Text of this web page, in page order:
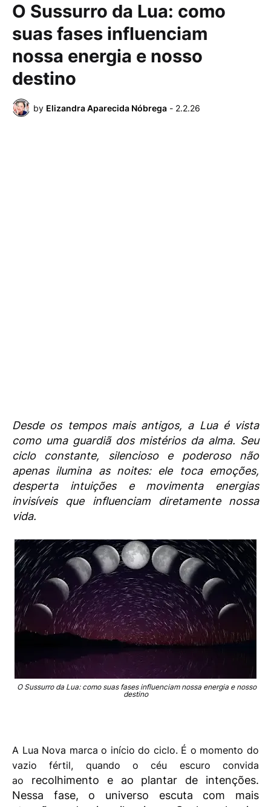
O Sussurro da Lua: como
suas fases influenciam
nossa energia e nosso
destino
by Elizandra Aparecida Nóbrega - 2.2.26
Desde os tempos mais antigos, a Lua é vista
como uma guardiã dos mistérios da alma. Seu
ciclo constante, silencioso e poderoso não
apenas ilumina as noites: ele toca emoções,
desperta intuições e movimenta energias
invisíveis que influenciam diretamente nossa
vida.
O Sussurro da Lua: como suas fases influenciam nossa energia e nosso
destino
A Lua Nova marca o início do ciclo. É o momento do
vazio fértil, quando o céu escuro convida
ao recolhimento e ao plantar de intenções.
Nessa fase, o universo escuta com mais